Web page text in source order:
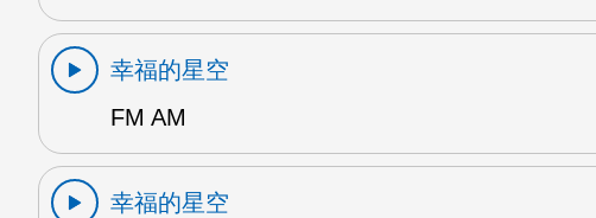
幸福的星空
FM AM
幸福的星空